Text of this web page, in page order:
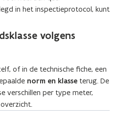
s
r
in het inspectieprotocol, kunt
volgens
of in de technische fiche, een
norm en klasse terug. De
verschillen per type meter,